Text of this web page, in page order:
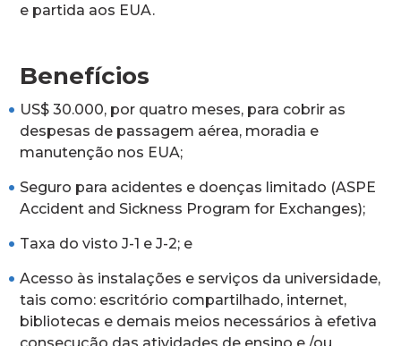
e partida aos EUA.
Benefícios
US$ 30.000, por quatro meses, para cobrir as
despesas de passagem aérea, moradia e
manutenção nos EUA;
Seguro para acidentes e doenças limitado (ASPE
Accident and Sickness Program for Exchanges);
Taxa do visto J-1 e J-2; e
Acesso às instalações e serviços da universidade,
tais como: escritório compartilhado, internet,
bibliotecas e demais meios necessários à efetiva